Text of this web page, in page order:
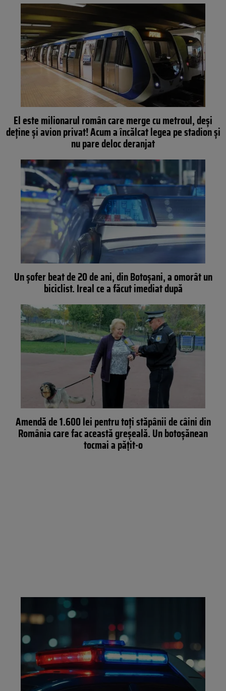
El este milionarul român care merge cu metroul, deși
deține și avion privat! Acum a încălcat legea pe stadion și
nu pare deloc deranjat
Un șofer beat de 20 de ani, din Botoșani, a omorât un
biciclist. Ireal ce a făcut imediat după
Amendă de 1.600 lei pentru toți stăpânii de câini din
România care fac această greșeală. Un botoșănean
tocmai a pățit-o